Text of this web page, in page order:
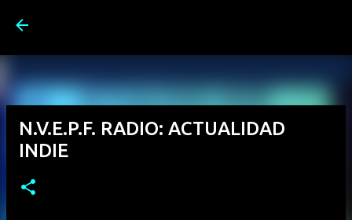
N.V.E.P.F. RADIO: ACTUALIDAD
INDIE